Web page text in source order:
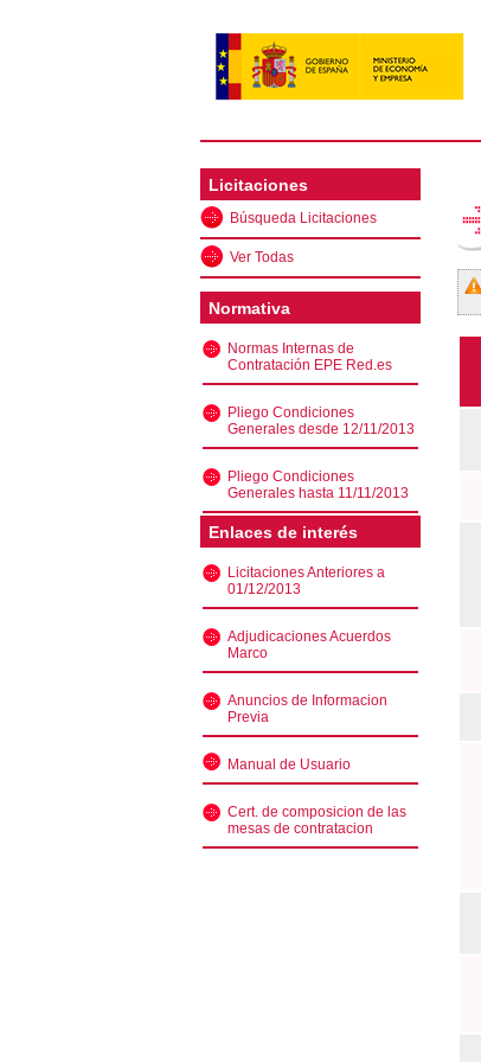
Licitaciones
Búsqueda Licitaciones
Ver Todas
Normativa
Normas Internas de
Contratación EPE Red.es
Pliego Condiciones
Generales desde 12/11/2013
Pliego Condiciones
Generales hasta 11/11/2013
Enlaces de interés
Licitaciones Anteriores a
01/12/2013
Adjudicaciones Acuerdos
Marco
Anuncios de Informacion
Previa
Manual de Usuario
Cert. de composicion de las
mesas de contratacion